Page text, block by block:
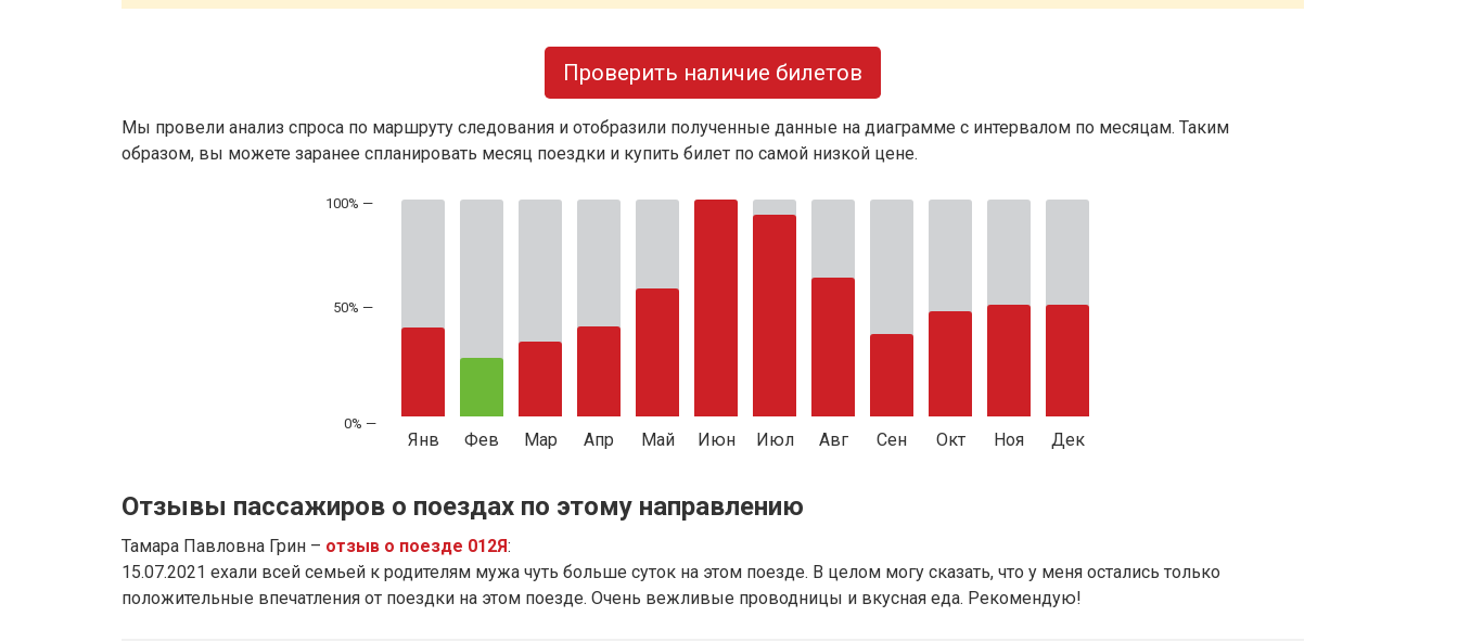
Проверить наличие билетов
Мы провели анализ спроса по маршруту следования и отобразили полученные данные на диаграмме с интервалом по месяцам. Таким
образом, вы можете заранее спланировать месяц поездки и купить билет по самой низкой цене.
50% —
Янв Фев Мар Апр Май Июн Июл Авг Сен Окт Ноя Дек
Отзывы пассажиров о поездах по этому направлению
Тамара Павловна Грин – отзыв о поезде 012Я:
15.07.2021 ехали всей семьей к родителям мужа чуть больше суток на этом поезде. В целом могу сказать, что у меня остались только
положительные впечатления от поездки на этом поезде. Очень вежливые проводницы и вкусная еда. Рекомендую!